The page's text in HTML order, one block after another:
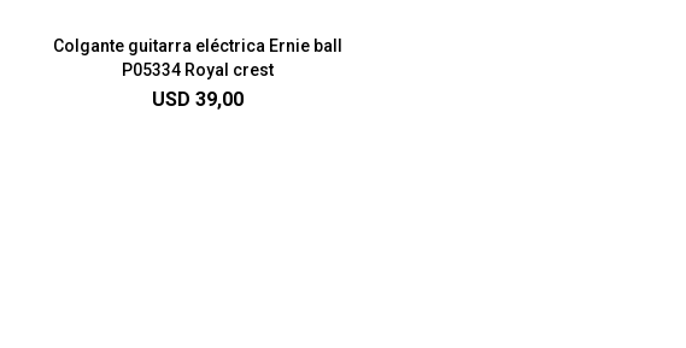
Colgante guitarra eléctrica Ernie ball
P05334 Royal crest
USD 39,00